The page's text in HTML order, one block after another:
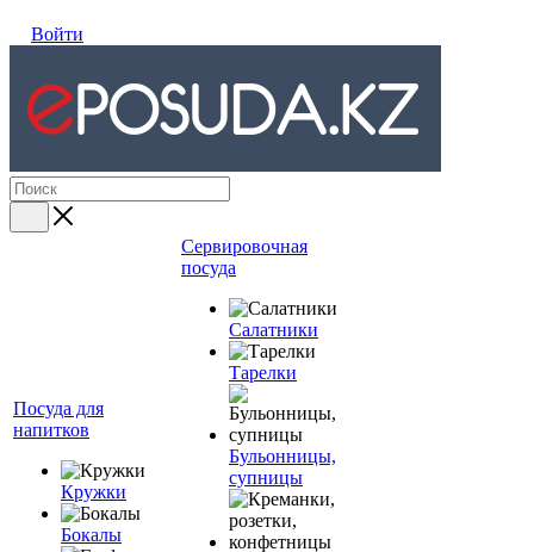
Войти
Посуда для
напитков
Кружки
Бокалы
Сервировочная
посуда
Салатники
Тарелки
Бульонницы,
супницы